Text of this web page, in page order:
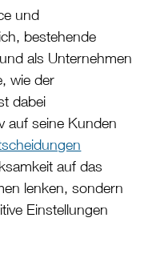
und
bestehende
als Unternehmen
wie der
dabei
auf seine Kunden
auf das
lenken, sondern
Einstellungen